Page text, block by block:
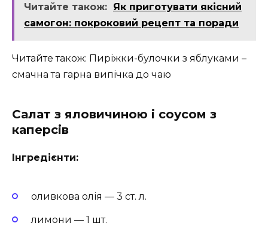
Читайте також: Як приготувати якісний
самогон: покроковий рецепт та поради
Читайте також: Пиріжки-булочки з яблуками –
смачна та гарна випічка до чаю
Салат з яловичиною і соусом з
каперсів
Інгредієнти:
оливкова олія — 3 ст. л.
лимони — 1 шт.